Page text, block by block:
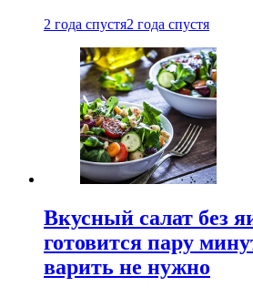
2 года спустя2 года спустя
Вкусный салат без
готовится пару
варить не нужно